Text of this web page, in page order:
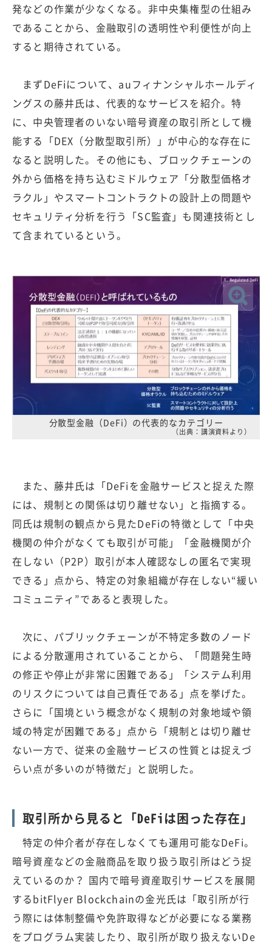
発などの作業が少なくなる。非中央集権型の仕組み
であることから、金融取引の透明性や利便性が向上
すると期待されている。
まずDeFiについて、auフィナンシャルホールディ
ングスの藤井氏は、代表的なサービスを紹介。特
に、中央管理者のいない暗号資産の取引所として機
能する「DEX（分散型取引所）」が中心的な存在に
なると説明した。その他にも、ブロックチェーンの
外から価格を持ち込むミドルウェア「分散型価格オ
ラクル」やスマートコントラクトの設計上の問題や
セキュリティ分析を行う「SC監査」も関連技術とし
て含まれているという。
分散型金融（DeFi）の代表的なカテゴリー
（出典：講演資料より）
また、藤井氏は「DeFiを金融サービスと捉えた際
には、規制との関係は切り離せない」と指摘する。
同氏は規制の観点から見たDeFiの特徴として「中央
機関の仲介がなくても取引が可能」「金融機関が介
在しない（P2P）取引が本人確認なしの匿名で実現
できる」点から、特定の対象組織が存在しない“緩い
コミュニティ”であると表現した。
次に、パブリックチェーンが不特定多数のノード
による分散運用されていることから、「問題発生時
の修正や停止が非常に困難である」「システム利用
のリスクについては自己責任である」点を挙げた。
さらに「国境という概念がなく規制の対象地域や領
域の特定が困難である」点から「規制とは切り離せ
ない一方で、従来の金融サービスの性質とは捉えづ
らい点が多いのが特徴だ」と説明した。
取引所から見ると「DeFiは困った存在」
特定の仲介者が存在しなくても運用可能なDeFi。
暗号資産などの金融商品を取り扱う取引所はどう捉
えているのか？ 国内で暗号資産取引サービスを展開
するbitFlyer Blockchainの金光氏は「取引所が行
う際には体制整備や免許取得などが必要になる業務
をプログラム実装したり、取引所が取り扱えないDe